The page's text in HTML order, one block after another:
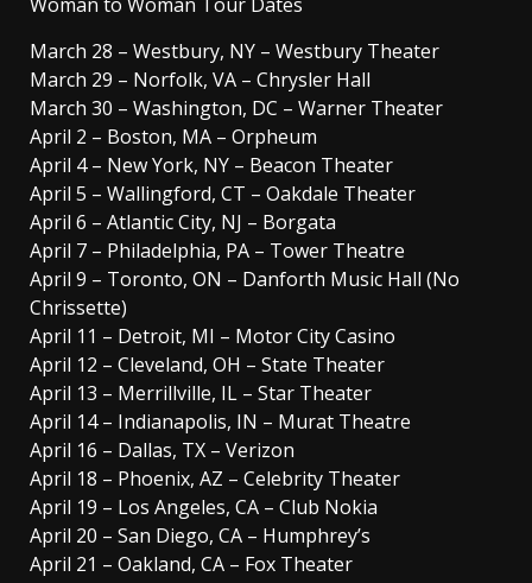
Woman to Woman Tour Dates
March 28 – Westbury, NY – Westbury Theater
March 29 – Norfolk, VA – Chrysler Hall
March 30 – Washington, DC – Warner Theater
April 2 – Boston, MA – Orpheum
April 4 – New York, NY – Beacon Theater
April 5 – Wallingford, CT – Oakdale Theater
April 6 – Atlantic City, NJ – Borgata
April 7 – Philadelphia, PA – Tower Theatre
April 9 – Toronto, ON – Danforth Music Hall (No
Chrissette)
April 11 – Detroit, MI – Motor City Casino
April 12 – Cleveland, OH – State Theater
April 13 – Merrillville, IL – Star Theater
April 14 – Indianapolis, IN – Murat Theatre
April 16 – Dallas, TX – Verizon
April 18 – Phoenix, AZ – Celebrity Theater
April 19 – Los Angeles, CA – Club Nokia
April 20 – San Diego, CA – Humphrey’s
April 21 – Oakland, CA – Fox Theater